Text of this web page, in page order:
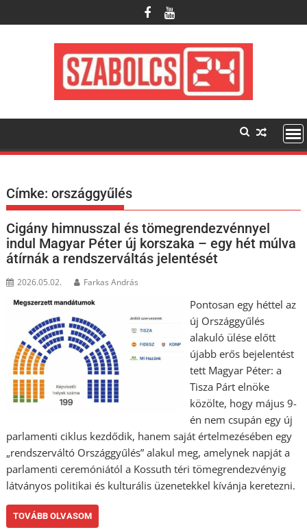
to
Címke:országgyűlés
Cigány himnusszal és tömegrendezvénnyel
indul Magyar Péter új korszaka – egy hét múlva
átírnák a rendszerváltás jelentését
2026.05.02. Farkas András
Pontosan egy héttel az
új Országgyűlés
alakuló ülése előtt
újabb erős bejelentést
tett Magyar Péter: a
Tisza Párt elnöke
közölte, hogy május 9-
én nem csupán egy új
parlamenti ciklus kezdődik, hanem saját értelmezésében egy
„rendszerváltó Országgyűlés” alakul meg, amelynek napját a
parlamenti ceremóniától a Kossuth téri tömegrendezvényig
látványos politikai és kulturális üzenetekkel kívánja keretezni.
TOVÁBB OLVASOM